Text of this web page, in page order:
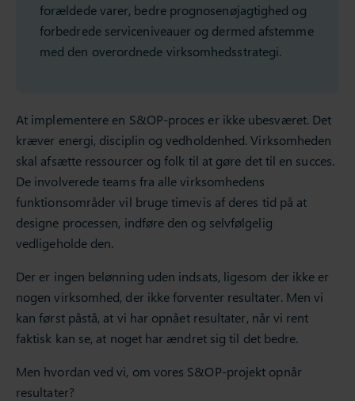
forældede varer, bedre prognosenøjagtighed og
forbedrede serviceniveauer og dermed afstemme
med den overordnede virksomhedsstrategi.
At implementere en S&OP-proces er ikke ubesværet. Det
kræver energi, disciplin og vedholdenhed. Virksomheden
skal afsætte ressourcer og folk til at gøre det til en succes.
De involverede teams fra alle virksomhedens
funktionsområder vil bruge timevis af deres tid på at
designe processen, indføre den og selvfølgelig
vedligeholde den.
Der er ingen belønning uden indsats, ligesom der ikke er
nogen virksomhed, der ikke forventer resultater. Men vi
kan først påstå, at vi har opnået resultater, når vi rent
faktisk kan se, at noget har ændret sig til det bedre.
Men hvordan ved vi, om vores S&OP-projekt opnår
resultater?